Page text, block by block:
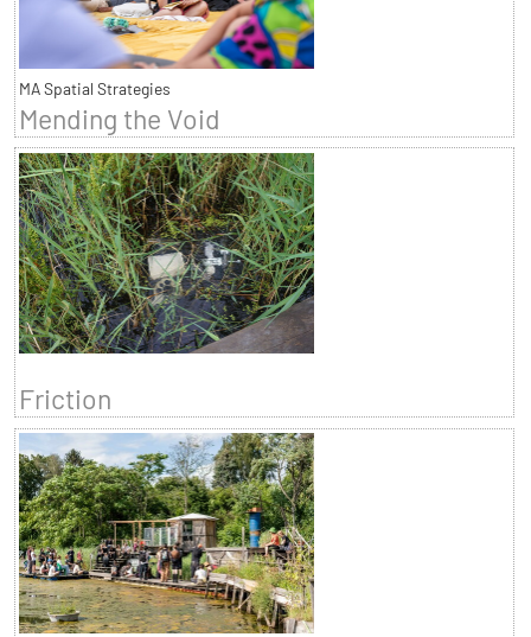
MA Spatial Strategies
Mending the Void
Friction